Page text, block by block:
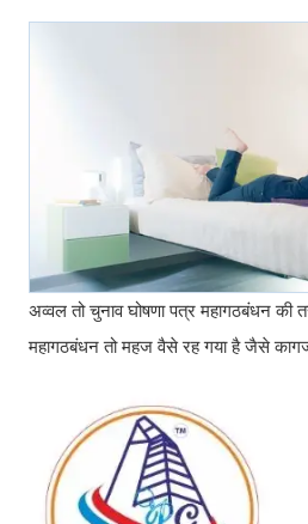
अव्वल तो चुनाव घोषणा पत्र महागठबंधन की
महागठबंधन तो महज वैसे रह गया है जैसे